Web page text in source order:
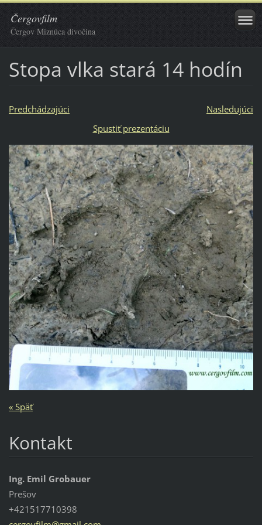
Čergovfilm
Čergov Miznúca divočina
Stopa vlka stará 14 hodín
Predchádzajúci
Nasledujúci
Spustiť prezentáciu
« Späť
Kontakt
Ing. Emil Grobauer
Prešov
+421517710398